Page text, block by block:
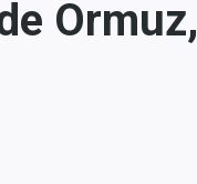
Ormuz,